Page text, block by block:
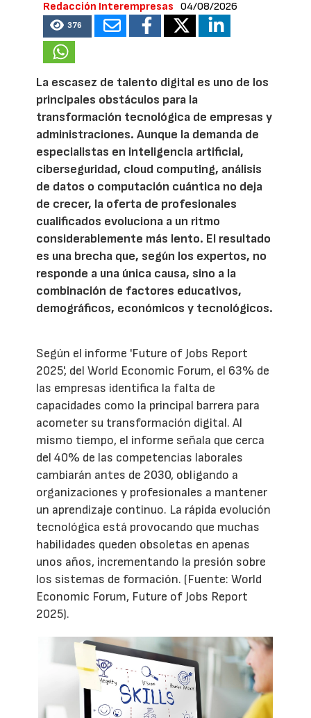
Redacción Interempresas 04/08/2026
376
La escasez de talento digital es uno de los
principales obstáculos para la
transformación tecnológica de empresas y
administraciones. Aunque la demanda de
especialistas en inteligencia artificial,
ciberseguridad, cloud computing, análisis
de datos o computación cuántica no deja
de crecer, la oferta de profesionales
cualificados evoluciona a un ritmo
considerablemente más lento. El resultado
es una brecha que, según los expertos, no
responde a una única causa, sino a la
combinación de factores educativos,
demográficos, económicos y tecnológicos.
Según el informe 'Future of Jobs Report
2025', del World Economic Forum, el 63% de
las empresas identifica la falta de
capacidades como la principal barrera para
acometer su transformación digital. Al
mismo tiempo, el informe señala que cerca
del 40% de las competencias laborales
cambiarán antes de 2030, obligando a
organizaciones y profesionales a mantener
un aprendizaje continuo. La rápida evolución
tecnológica está provocando que muchas
habilidades queden obsoletas en apenas
unos años, incrementando la presión sobre
los sistemas de formación. (Fuente: World
Economic Forum, Future of Jobs Report
2025).